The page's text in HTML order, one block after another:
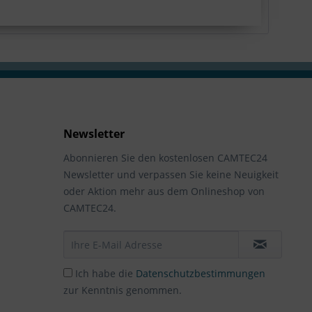
Newsletter
Abonnieren Sie den kostenlosen CAMTEC24
Newsletter und verpassen Sie keine Neuigkeit
oder Aktion mehr aus dem Onlineshop von
CAMTEC24.
Ich habe die Datenschutzbestimmungen
zur Kenntnis genommen.